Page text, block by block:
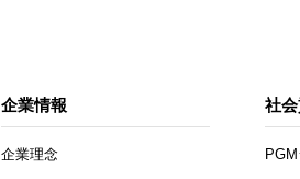
企業情報
企業理念
社